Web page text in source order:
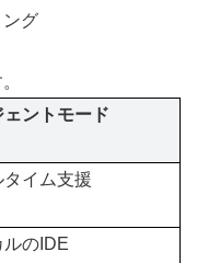
グ
ェントモード
タイム支援
ルのIDE